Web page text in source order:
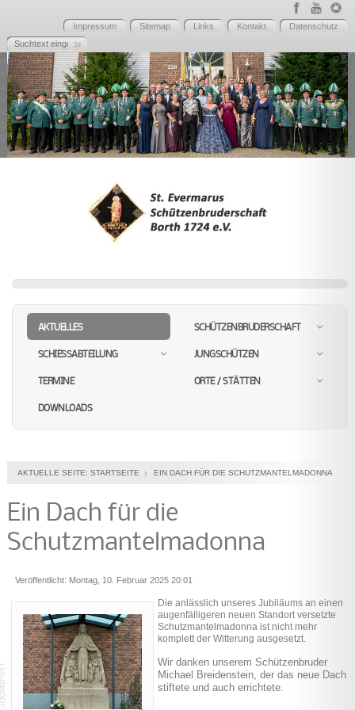
Impressum Sitemap Links Kontakt Datenschutz
AKTUELLES SCHÜTZENBRUDERSCHAFT
SCHIESSABTEILUNG JUNGSCHÜTZEN
TERMINE ORTE / STÄTTEN
DOWNLOADS
AKTUELLE SEITE: STARTSEITE EIN DACH FÜR DIE SCHUTZMANTELMADONNA
Ein Dach für die
Schutzmantelmadonna
Veröffentlicht: Montag, 10. Februar 2025 20:01
Die anlässlich unseres Jubiläums an einen
augenfälligeren neuen Standort versetzte
Schutzmantelmadonna ist nicht mehr
komplett der Witterung ausgesetzt.
Wir danken unserem Schützenbruder
Michael Breidenstein, der das neue Dach
stiftete und auch errichtete.